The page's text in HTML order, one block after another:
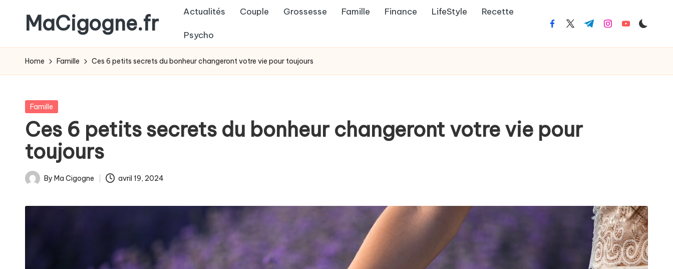
content
MaCigogne.fr
magazine
des
parents
Actualités Couple Grossesse Famille Finance LifeStyle Recette
Psycho
facebook.com
twitter.com
t.me instagram.com
youtube.com
Home Famille Ces 6 petits secrets du bonheur changeront votre vie pour toujours
Posted
Famille
Ces 6 petits secrets du bonheur changeront votre vie pour
toujours
Posted
By Ma Cigogne avril 19, 2024